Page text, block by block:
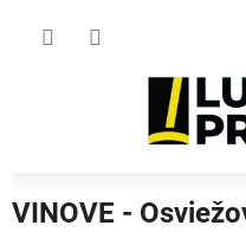
VINOVE -